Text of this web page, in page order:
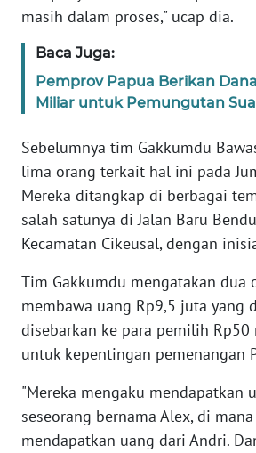
masih dalam proses," ucap dia.
Baca Juga:
Pemprov Papua Berikan
Miliar untuk Pemungutan
Sebelumnya tim Gakkumdu
lima orang terkait hal ini pada
Mereka ditangkap di berbagai
salah satunya di Jalan Baru
Kecamatan Cikeusal, dengan
Tim Gakkumdu mengatakan dua
membawa uang Rp9,5 juta yang
disebarkan ke para pemilih Rp50
untuk kepentingan pemenangan
"Mereka mengaku mendapatkan
seseorang bernama Alex, di
mendapatkan uang dari Andri.
DISCLAIMER
News
Regional
WN
SUMUT
JAKARTA
WN
JABAR
WN
BANTEN